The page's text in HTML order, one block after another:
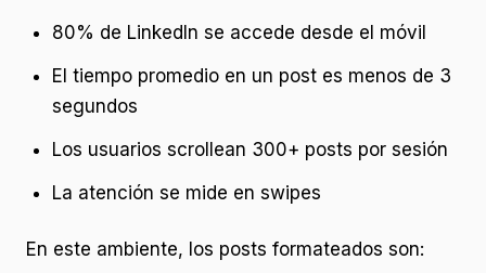
80% de LinkedIn se accede desde el móvil
El tiempo promedio en un post es menos de 3
segundos
Los usuarios scrollean 300+ posts por sesión
La atención se mide en swipes
En este ambiente, los posts formateados son: